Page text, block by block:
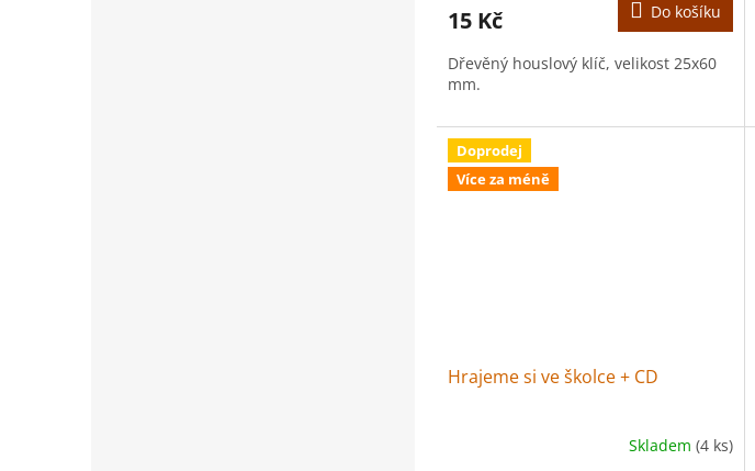
15 Kč Do košíku
Dřevěný houslový klíč, velikost 25x60
mm.
Doprodej
Více za méně
Hrajeme si ve školce + CD
Skladem (4 ks)